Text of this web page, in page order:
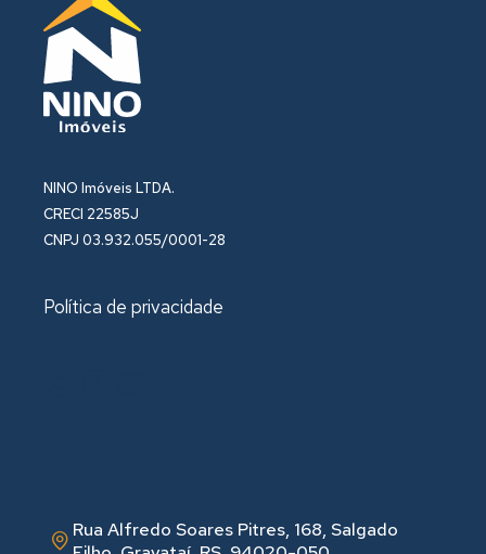
NINO Imóveis LTDA.
CRECI 22585J
CNPJ 03.932.055/0001-28
Política de privacidade
Rua Alfredo Soares Pitres, 168, Salgado